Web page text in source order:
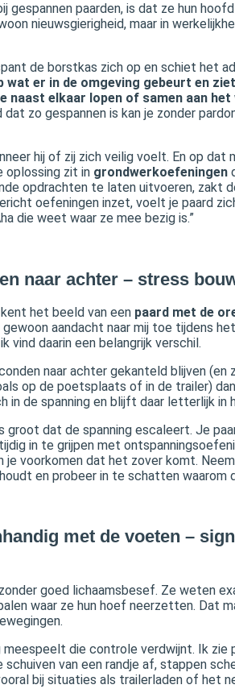
gespannen paarden, is dat ze hun
nieuwsgierigheid, maar in
de borstkas zich op en schiet het
er in de omgeving gebeurt en
naast elkaar lopen of samen aan het
zo gespannen is kan je zonder
hij of zij zich veilig voelt. En op dat
oplossing zit in grondwerkoefeningen
opdrachten te laten uitvoeren, zakt
oefeningen inzet, voelt je paard
die weet waar ze mee bezig is.”
naar achter – stress
het beeld van een paard met de
gewoon aandacht naar mij toe tijdens
vind daarin een belangrijk verschil.
naar achter gekanteld blijven
op de poetsplaats of in de trailer)
in de spanning en blijft daar letterlijk in
groot dat de spanning escaleert. Je
in te grijpen met
je voorkomen dat het zover komt.
en probeer in te schatten waarom
met de voeten –
goed lichaamsbesef. Ze weten
waar ze hun hoef neerzetten. Dat
meespeelt die controle verdwijnt. Ik zie
van een randje af, stappen
bij situaties als trailerladen of het